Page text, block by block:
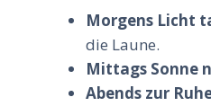
Morgens Licht
die Laune.
Mittags Sonne
Abends zur